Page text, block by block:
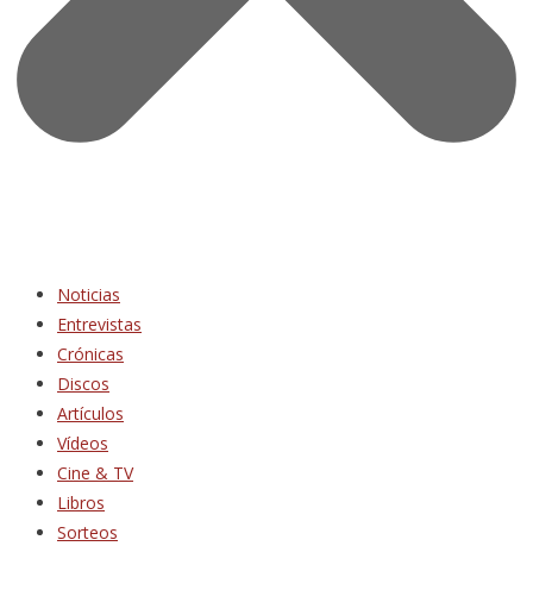
Noticias
Entrevistas
Crónicas
Discos
Artículos
Vídeos
Cine & TV
Libros
Sorteos